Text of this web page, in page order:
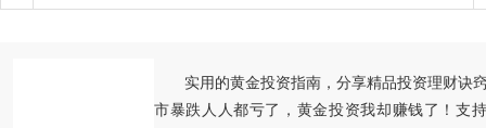
实用的黄金投资指南，分享精品投资理财诀
市暴跌人人都亏了，黄金投资我却赚钱了！支